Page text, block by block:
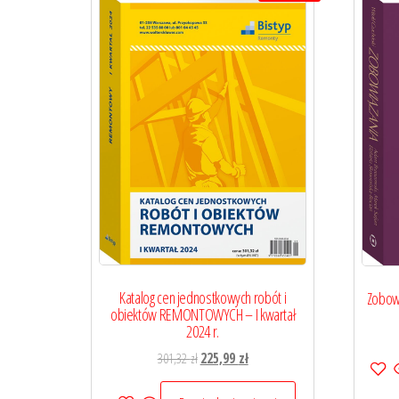
Katalog cen jednostkowych robót i
obiektów REMONTOWYCH – I kwartał
2024 r.
301,32zł Pierwotna
cena
225,99 złAktualna
cena